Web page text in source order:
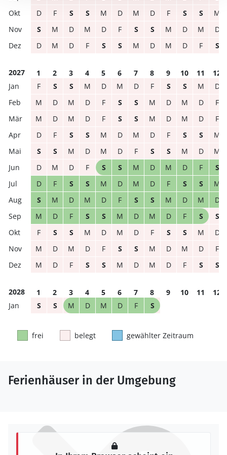
D
F S S M D M D F S S
M
S
M D M D F S S M D M
D
D
M D F S S M D M D F S
2027 1 2 3 4 5 6 7 8 9 10 11
12
F
S S M D M D F S S M
D
M
D M D F S S M D M D
F
M
D M D F S S M D M D
F
D
F S S M D M D F S S
M
S
S M D M D F S S M D
M
D
M D F S S M D M D F
S
D
F S S M D M D F S S
M
S
M D M D F S S M D M
D
M
D F S S M D M D F S
S
F
S S M D M D F S S M
D
M
D M D F S S M D M D
F
M
D F S S M D M D F S S
2028 1 2 3 4 5 6 7 8 9 10 11
12
S
S M D M D F S
frei belegt gewählter Zeitraum
Ferienhäuser in der Umgebung